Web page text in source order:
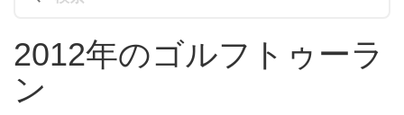
2012年のゴルフトゥーラ
ン